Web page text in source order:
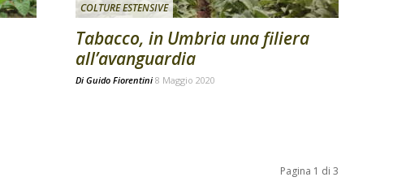
COLTURE ESTENSIVE
Tabacco, in Umbria una filiera
all’avanguardia
Di Guido Fiorentini 8 Maggio 2020
Pagina 1 di 3